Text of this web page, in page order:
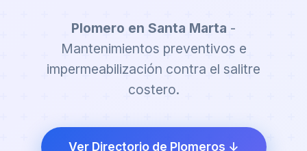
Plomero en Santa Marta -
Mantenimientos preventivos e
impermeabilización contra el salitre
costero.
Ver Directorio de Plomeros ↓